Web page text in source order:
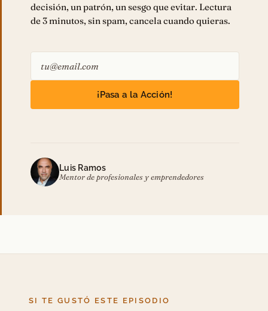
decisión, un patrón, un sesgo que evitar. Lectura
de 3 minutos, sin spam, cancela cuando quieras.
¡Pasa a la Acción!
Luis Ramos
Mentor de profesionales y emprendedores
SI TE GUSTÓ ESTE EPISODIO